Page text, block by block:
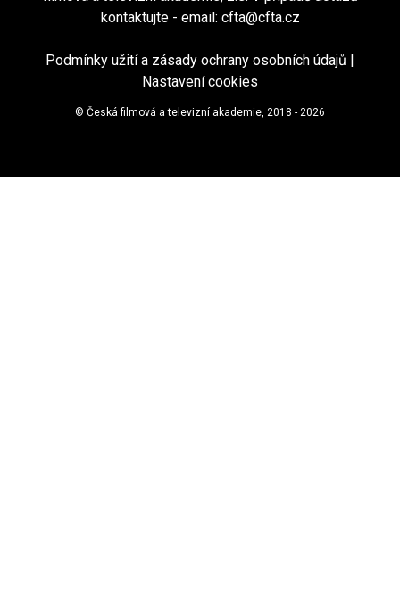
kontaktujte - email: cfta@cfta.cz
Podmínky užití a zásady ochrany osobních údajů
Nastavení cookies
© Česká filmová a televizní akademie, 2018 - 2026